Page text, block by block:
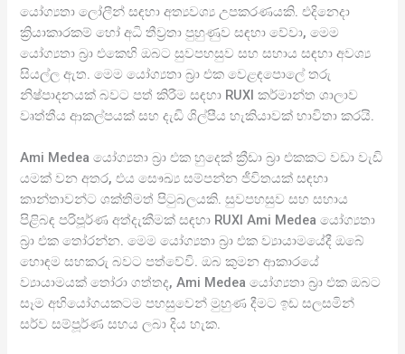
යෝග්‍යතා ලෝලීන් සඳහා අත්‍යවශ්‍ය උපකරණයකි. එදිනෙදා
ක්‍රියාකාරකම් හෝ අධි තීව්‍රතා පුහුණුව සඳහා වේවා, මෙම
යෝග්‍යතා බ්‍රා එකෙහි ඔබට සුවපහසුව සහ සහාය සඳහා අවශ්‍ය
සියල්ල ඇත. මෙම යෝග්‍යතා බ්‍රා එක වෙළඳපොලේ තරු
නිෂ්පාදනයක් බවට පත් කිරීම සඳහා RUXI කර්මාන්ත ශාලාව
වෘත්තීය ආකල්පයක් සහ දැඩි ශිල්පීය හැකියාවක් භාවිතා කරයි.
Ami Medea යෝග්‍යතා බ්‍රා එක හුදෙක් ක්‍රීඩා බ්‍රා එකකට වඩා වැඩි
යමක් වන අතර, එය සෞඛ්‍ය සම්පන්න ජීවිතයක් සඳහා
කාන්තාවන්ට ශක්තිමත් පිටුබලයකි. සුවපහසුව සහ සහාය
පිළිබඳ පරිපූර්ණ අත්දැකීමක් සඳහා RUXI Ami Medea යෝග්‍යතා
බ්‍රා එක තෝරන්න. මෙම යෝග්‍යතා බ්‍රා එක ව්‍යායාමයේදී ඔබේ
හොඳම සහකරු බවට පත්වේවි. ඔබ කුමන ආකාරයේ
ව්‍යායාමයක් තෝරා ගත්තද, Ami Medea යෝග්‍යතා බ්‍රා එක ඔබට
සෑම අභියෝගයකටම පහසුවෙන් මුහුණ දීමට ඉඩ සලසමින්
සර්ව සම්පූර්ණ සහය ලබා දිය හැක.